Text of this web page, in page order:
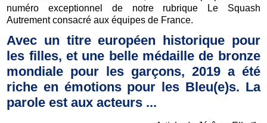
numéro exceptionnel de notre rubrique Le Squash
Autrement consacré aux équipes de France.
Avec un titre européen historique pour
les filles, et une belle médaille de bronze
mondiale pour les garçons, 2019 a été
riche en émotions pour les Bleu(e)s. La
parole est aux acteurs ...